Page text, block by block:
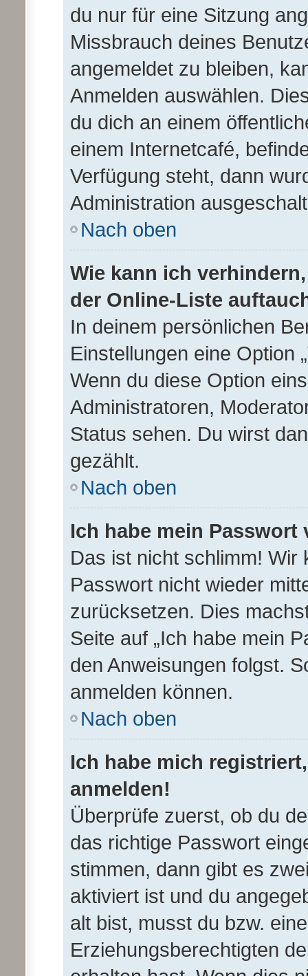
du nur für eine Sitzung
Missbrauch deines
angemeldet zu bleiben,
Anmelden auswählen.
du dich an einem
einem Internetcafé,
Verfügung steht, dann
Administration
Nach oben
Wie kann ich
der Online-Liste
In deinem persönlichen
Einstellungen eine Option
Wenn du diese Option
Administratoren,
Status sehen. Du wirst
gezählt.
Nach oben
Ich habe mein Passwort
Das ist nicht schlimm! Wir
Passwort nicht wieder
zurücksetzen. Dies
Seite auf „Ich habe mein
den Anweisungen folgst.
anmelden können.
Nach oben
Ich habe mich
anmelden!
Überprüfe zuerst, ob du
das richtige Passwort
stimmen, dann gibt es
aktiviert ist und du
alt bist, musst du bzw.
Erziehungsberechtigten